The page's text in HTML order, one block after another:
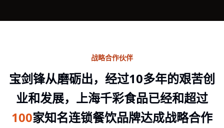
战略合作伙伴
宝剑锋从磨砺出，经过10多年的艰苦创
业和发展，上海千彩食品已经和超过
100家知名连锁餐饮品牌达成战略合作